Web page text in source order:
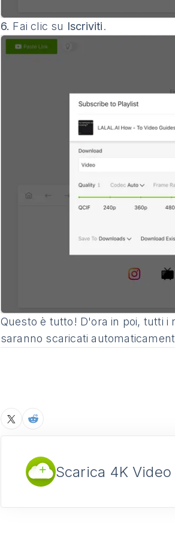
6. Fai clic su Iscriviti.
Questo è tutto! D'ora in poi, tutti i
saranno scaricati
Scarica 4K